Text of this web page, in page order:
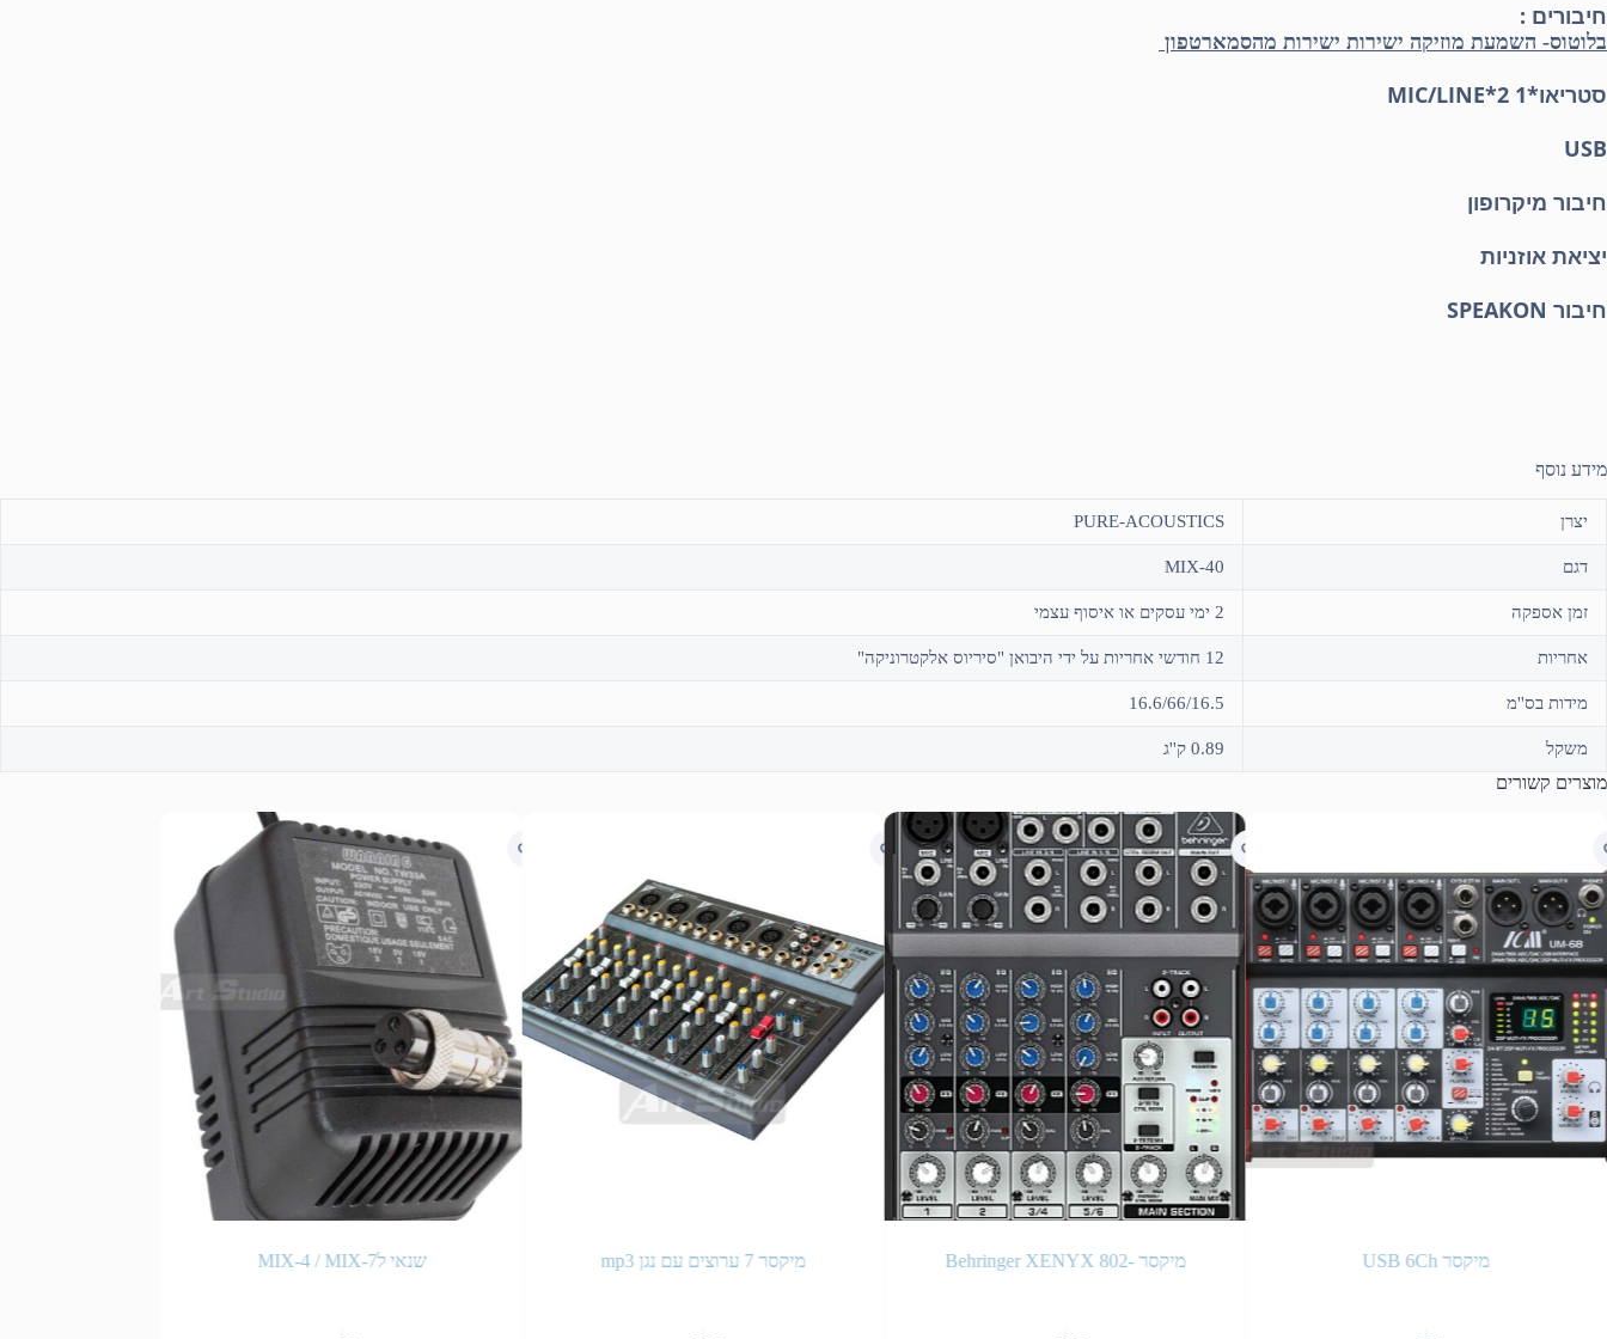
חיבורים :
בלוטוס- השמעת מוזיקה ישירות ישירות מהסמארטפון
סטריאו*1 MIC/LINE*2
USB
חיבור מיקרופון
יציאת אוזניות
חיבור SPEAKON
מידע נוסף
יצרן PURE-ACOUSTICS
דגם MIX-40
זמן אספקה 2 ימי עסקים או איסוף עצמי
אחריות 12 חודשי אחריות על ידי היבואן "סיריוס אלקטרוניקה"
מידות בס''מ 16.6/66/16.5
משקל 0.89 ק''ג
מוצרים קשורים
מיקסר USB 6Ch מיקסר -Behringer XENYX 802 מיקסר 7 ערוצים עם נגן mp3 שנאי לMIX-4 / MIX-7